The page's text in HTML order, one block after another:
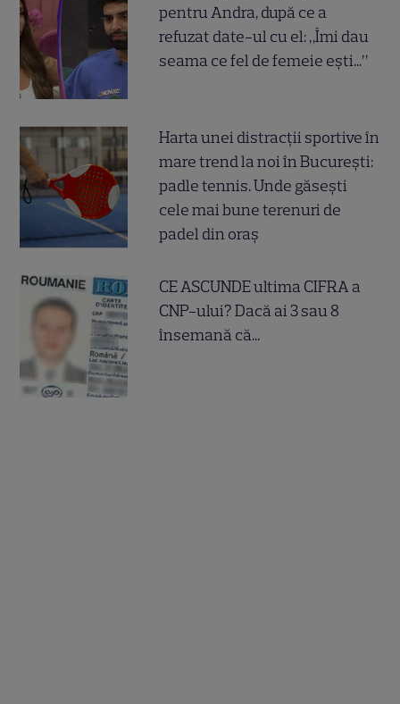
pentru Andra, după ce a
refuzat date-ul cu el: „Îmi dau
seama ce fel de femeie ești...”
Harta unei distracții sportive în
mare trend la noi în București:
padle tennis. Unde găsești
cele mai bune terenuri de
padel din oraș
CE ASCUNDE ultima CIFRA a
CNP-ului? Dacă ai 3 sau 8
însemană că...